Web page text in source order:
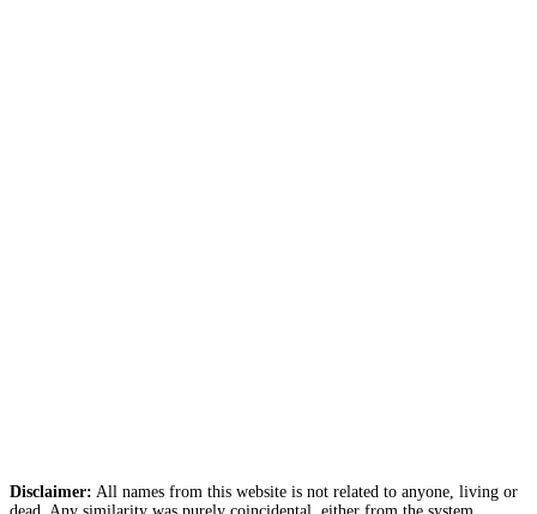
Disclaimer: All names from this website is not related to anyone, living or